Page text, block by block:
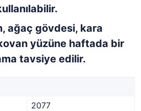
ağaç gövdesi, kara
yüzüne haftada bir
tavsiye edilir.
2077